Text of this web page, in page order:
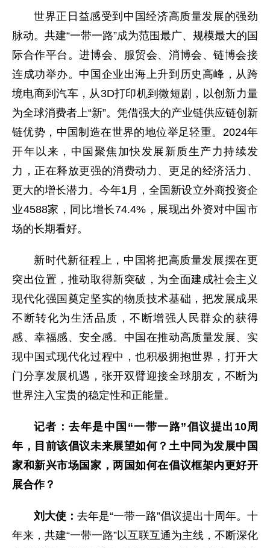
世界正日益感受到中国经济高质量发展的强劲
脉动。共建“一带一路”成为范围最广、规模最大的国
际合作平台。进博会、服贸会、消博会、链博会接
连成功举办。中国企业出海上升到历史高峰，从跨
境电商到汽车，从3D打印机到微短剧，以创新力量
为全球消费者上“新”。凭借强大的产业链供应链创新
链优势，中国制造在世界的地位举足轻重。2024年
开年以来，中国聚焦加快发展新质生产力持续发
力，正在释放更强的消费动力、更足的经济活力、
更大的增长潜力。今年1月，全国新设立外商投资企
业4588家，同比增长74.4%，展现出外资对中国市
场的长期看好。
新时代新征程上，中国将把高质量发展摆在更
突出位置，推动取得新突破，为全面建成社会主义
现代化强国奠定坚实的物质技术基础，把发展成果
不断转化为生活品质，不断增强人民群众的获得
感、幸福感、安全感。中国在推动高质量发展、实
现中国式现代化过程中，也积极拥抱世界，打开大
门分享发展机遇，张开双臂迎接全球朋友，不断为
世界注入宝贵的稳定性和正能量。
记者：去年是中国“一带一路”倡议提出10周
年，目前该倡议未来展望如何？土中同为发展中国
家和新兴市场国家，两国如何在倡议框架内更好开
展合作？
刘大使： 去年是“一带一路”倡议提出十周年。十
年来，共建“一带一路”以互联互通为主线，不断深化